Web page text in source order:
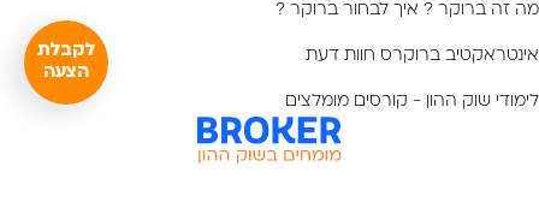
לקבלת
הצעה
מה זה ברוקר ? איך לבחור ברוקר ?
אינטראקטיב ברוקרס חוות דעת
לימודי שוק ההון - קורסים מומלצים